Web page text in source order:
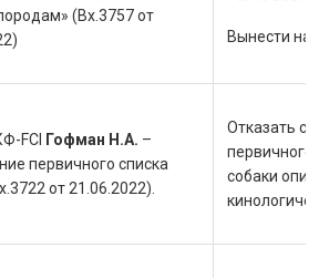
(Вх.3757 от
Вынести на
FCI Гофман Н.А. –
первичного списка
от 21.06.2022).
Отказать
первичного
собаки